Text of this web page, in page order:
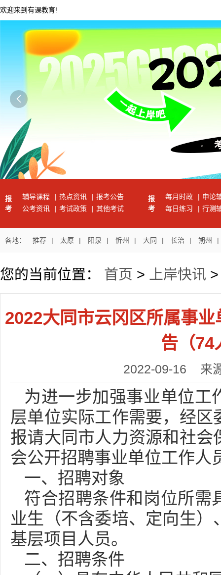
欢迎来到有课教育!

报
考
辅导课程 | 热点资讯 | 报考公告
公考资讯
| 考试政策 | 其他考试
报
考
每月时政 | 申论
每日练习
| 行测
各地： 推荐 | 太原 | 阳泉 | 忻州 | 大同 | 长治 | 朔州 |
您的当前位置： 首页 > 上岸快讯
2022大同市云冈区所属事
告（74
2022-09-16 来
为进一步加强事业单位工
层单位实际工作需要，经
报请大同市人力资源和社
会公开招聘事业单位工作人
一、招聘对象
符合招聘条件和岗位所需
业生（不含委培、定向生
基层项目人员。
二、招聘条件